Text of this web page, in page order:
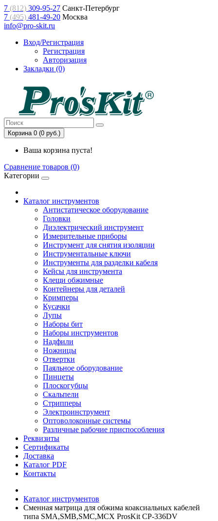
7 (812) 309-95-27 Санкт-Петербург
7 (495) 481-49-20 Москва
info@pro-skit.ru
Вход/Регистрация
Регистрация
Авторизация
Закладки (0)
Корзина 0 (0 руб.)
Ваша корзина пуста!
Сравнение товаров (0)
Категории
Каталог инструментов
Антистатическое оборудование
Головки
Диэлектрический инструмент
Измерительные приборы
Инструмент для снятия изоляции
Инструментальные ключи
Инструменты для разделки кабеля
Кейсы для инструмента
Клещи обжимные
Контейнеры для деталей
Кримперы
Кусачки
Лупы
Наборы бит
Наборы инструментов
Надфили
Ножницы
Отвертки
Паяльное оборудование
Пинцеты
Плоскогубцы
Скальпели
Стрипперы
Электроинструмент
Оптоволоконные системы
Различные рабочие приспособления
Реквизиты
Сертификаты
Доставка
Каталог PDF
Контакты
Каталог инструментов
Сменная матрица для обжима коаксиальных кабелей
типа SMA,SMB,SMC,MCX ProsKit CP-336DV